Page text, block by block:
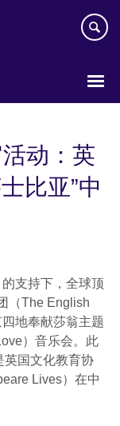
动：英
比亚”中
支持下，全球顶
（The English
地奉献莎翁主题
）音乐会。此
英国文化教育协
Lives）在中